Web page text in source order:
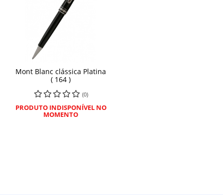
Mont Blanc clássica Platina
( 164 )
(0)
PRODUTO INDISPONÍVEL NO
MOMENTO